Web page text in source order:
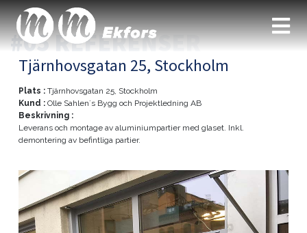
#05 REFERENSER
Tjärnhovsgatan 25, Stockholm
Plats : Tjärnhovsgatan 25, Stockholm
Kund : Olle Sahlen´s Bygg och Projektledning AB
Beskrivning :
Leverans och montage av aluminiumpartier med glaset. Inkl.
demontering av befintliga partier.